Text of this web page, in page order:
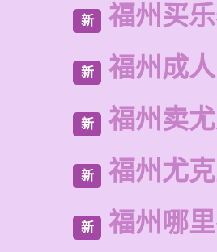
新 福州买
新 福州成
新 福州卖
新 福州尤
新 福州哪